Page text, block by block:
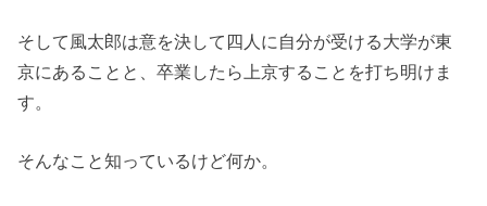
そして風太郎は意を決して四人に自分が受ける大学が東
京にあることと、卒業したら上京することを打ち明けま
す。
そんなこと知っているけど何か。